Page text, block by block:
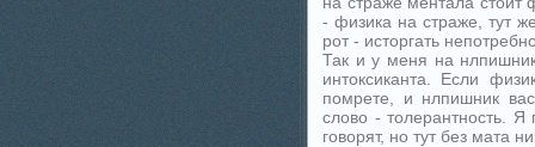
- физика на страже, тут
рот - исторгать
Так и у меня на
интоксиканта. Если
помрете, и нлпишник
слово - толерантность.
говорят, но тут без мата